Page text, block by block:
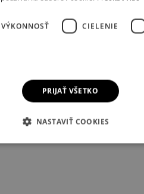
VÝKONNOSŤ CIELENIE
PRIJAŤ VŠETKO
NASTAVIŤ COOKIES